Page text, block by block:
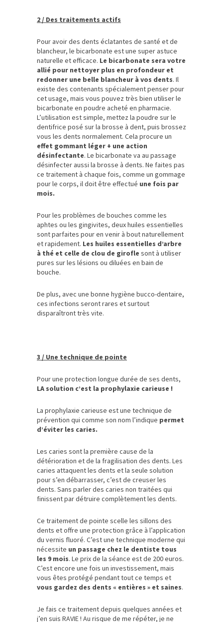
2 / Des traitements actifs
Pour avoir des dents éclatantes de santé et de
blancheur, le bicarbonate est une super astuce
naturelle et efficace. Le bicarbonate sera votre
allié pour nettoyer plus en profondeur et
redonner une belle blancheur à vos dents. Il
existe des contenants spécialement penser pour
cet usage, mais vous pouvez très bien utiliser le
bicarbonate en poudre acheté en pharmacie.
L’utilisation est simple, mettez la poudre sur le
dentifrice posé sur la brosse à dent, puis brossez
vous les dents normalement. Cela procure un
effet gommant léger + une action
désinfectante. Le bicarbonate va au passage
désinfecter aussi la brosse à dents. Ne faites pas
ce traitement à chaque fois, comme un gommage
pour le corps, il doit être effectué une fois par
mois.
Pour les problèmes de bouches comme les
aphtes ou les gingivites, deux huiles essentielles
sont parfaites pour en venir à bout naturellement
et rapidement. Les huiles essentielles d’arbre
à thé et celle de clou de girofle sont à utiliser
pures sur les lésions ou diluées en bain de
bouche.
De plus, avec une bonne hygiène bucco-dentaire,
ces infections seront rares et surtout
disparaîtront très vite.
3 / Une technique de pointe
Pour une protection longue durée de ses dents,
LA solution c’est la prophylaxie carieuse !
La prophylaxie carieuse est une technique de
prévention qui comme son nom l’indique permet
d’éviter les caries.
Les caries sont la première cause de la
détérioration et de la fragilisation des dents. Les
caries attaquent les dents et la seule solution
pour s’en débarrasser, c’est de creuser les
dents. Sans parler des caries non traitées qui
finissent par détruire complètement les dents.
Ce traitement de pointe scelle les sillons des
dents et offre une protection grâce à l’application
du vernis fluoré. C’est une technique moderne qui
nécessite un passage chez le dentiste tous
les 9 mois. Le prix de la séance est de 200 euros.
C’est encore une fois un investissement, mais
vous êtes protégé pendant tout ce temps et
vous gardez des dents « entières » et saines.
Je fais ce traitement depuis quelques années et
j’en suis RAVIE ! Au risque de me répéter, je ne